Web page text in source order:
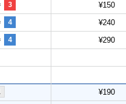
3 ¥150
4 ¥240
4 ¥290
¥190